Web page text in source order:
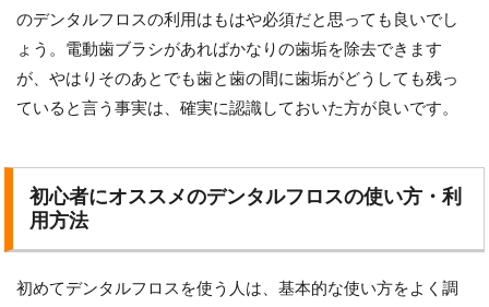
のデンタルフロスの利用はもはや必須だと思っても良いでし
ょう。電動歯ブラシがあればかなりの歯垢を除去できます
が、やはりそのあとでも歯と歯の間に歯垢がどうしても残っ
ていると言う事実は、確実に認識しておいた方が良いです。
初心者にオススメのデンタルフロスの使い方・利
用方法
初めてデンタルフロスを使う人は、基本的な使い方をよく調